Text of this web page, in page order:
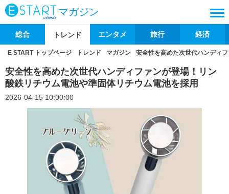
マガジン
総合 トレンド エンタメ 旅行 経済
E START トップページ トレンド マガジン 安全性を高めた次世代ハンディ
安全性を高めた次世代ハンディファンが登場！リン
酸鉄リチウム電池や準固体リチウム電池を採用
2026-04-15 10:00:00